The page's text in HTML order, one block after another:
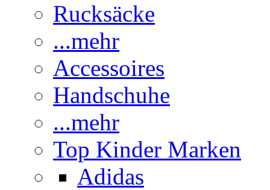
Rucksäcke
...mehr
Accessoires
Handschuhe
...mehr
Top Kinder Marken
Adidas